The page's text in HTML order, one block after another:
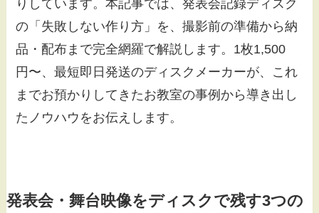
りしています。本記事では、発表会記録ディスク
の「失敗しない作り方」を、撮影前の準備から納
品・配布まで完全網羅で解説します。1枚1,500
円〜、最短即日発送のディスクメーカーが、これ
までお預かりしてきたお教室の事例から導き出し
たノウハウをお伝えします。
発表会・舞台映像をディスクで残す3つの